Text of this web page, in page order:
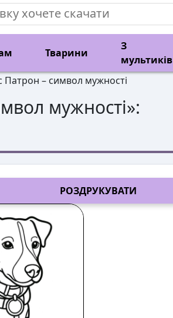
Тварини
З
мультиків
Патрон – символ мужності
мужності»:
РОЗДРУКУВАТИ